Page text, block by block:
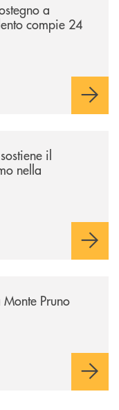
a
compie 24
il
nella
Pruno